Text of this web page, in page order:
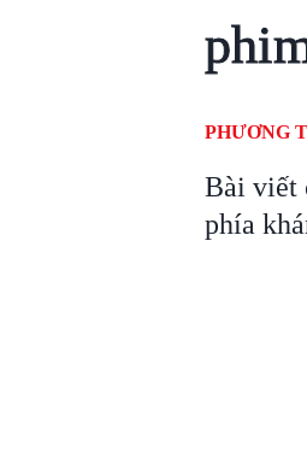
PHƯƠNG
Bài viết
phía